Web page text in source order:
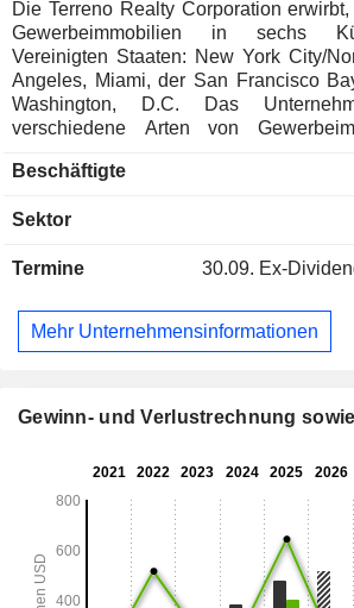
Die Terreno Realty Corporation
Gewerbeimmobilien in sechs
Vereinigten Staaten: New York City/
Angeles, Miami, der San Francisco
Washington, D.C. Das
verschiedene Arten von
(einschließlich Leichtindustrie
Grundstücke. Das Unternehmen
mehreren Mietern gemeinsam genutzt
entsprechen, in denen es tätig ist.
sind geografische Standorte, die
Terreno 3500 West MacArthur
Mack und weitere.
Beschäftigte
Sektor
Termine 30.09. Ex-
Mehr Unternehmensinformationen
Gewinn- und Verlustrechnung